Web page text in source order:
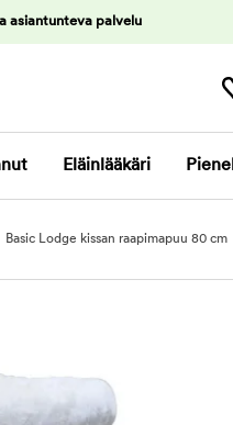
asiantunteva palvelu
Eläinlääkäri
Basic Lodge kissan raapimapuu 80 cm